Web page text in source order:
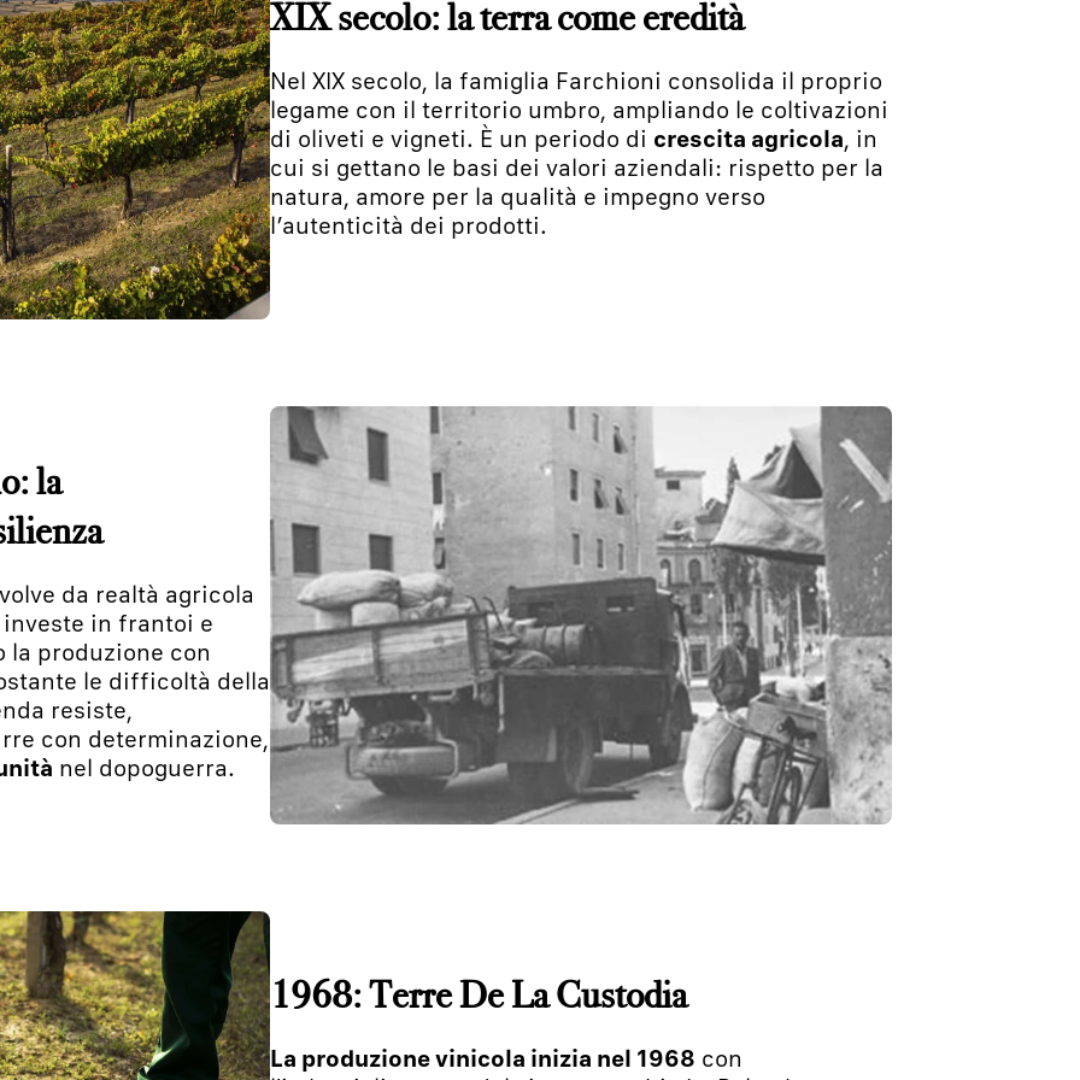
XIX secolo: la terra come eredità
Nel XIX secolo, la famiglia Farchioni consolida il proprio
legame con il territorio umbro, ampliando le coltivazioni
di oliveti e vigneti. È un periodo di crescita agricola, in
cui si gettano le basi dei valori aziendali: rispetto per la
natura, amore per la qualità e impegno verso
l’autenticità dei prodotti.
la
da realtà agricola
in frantoi e
produzione con
le difficoltà della
resiste,
con determinazione,
nel dopoguerra.
1968: Terre De La Custodia
La produzione vinicola inizia nel 1968 con